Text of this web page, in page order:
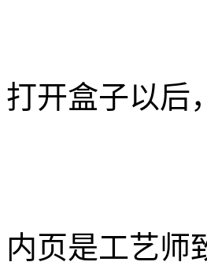
打开盒子以后
内页是工艺师